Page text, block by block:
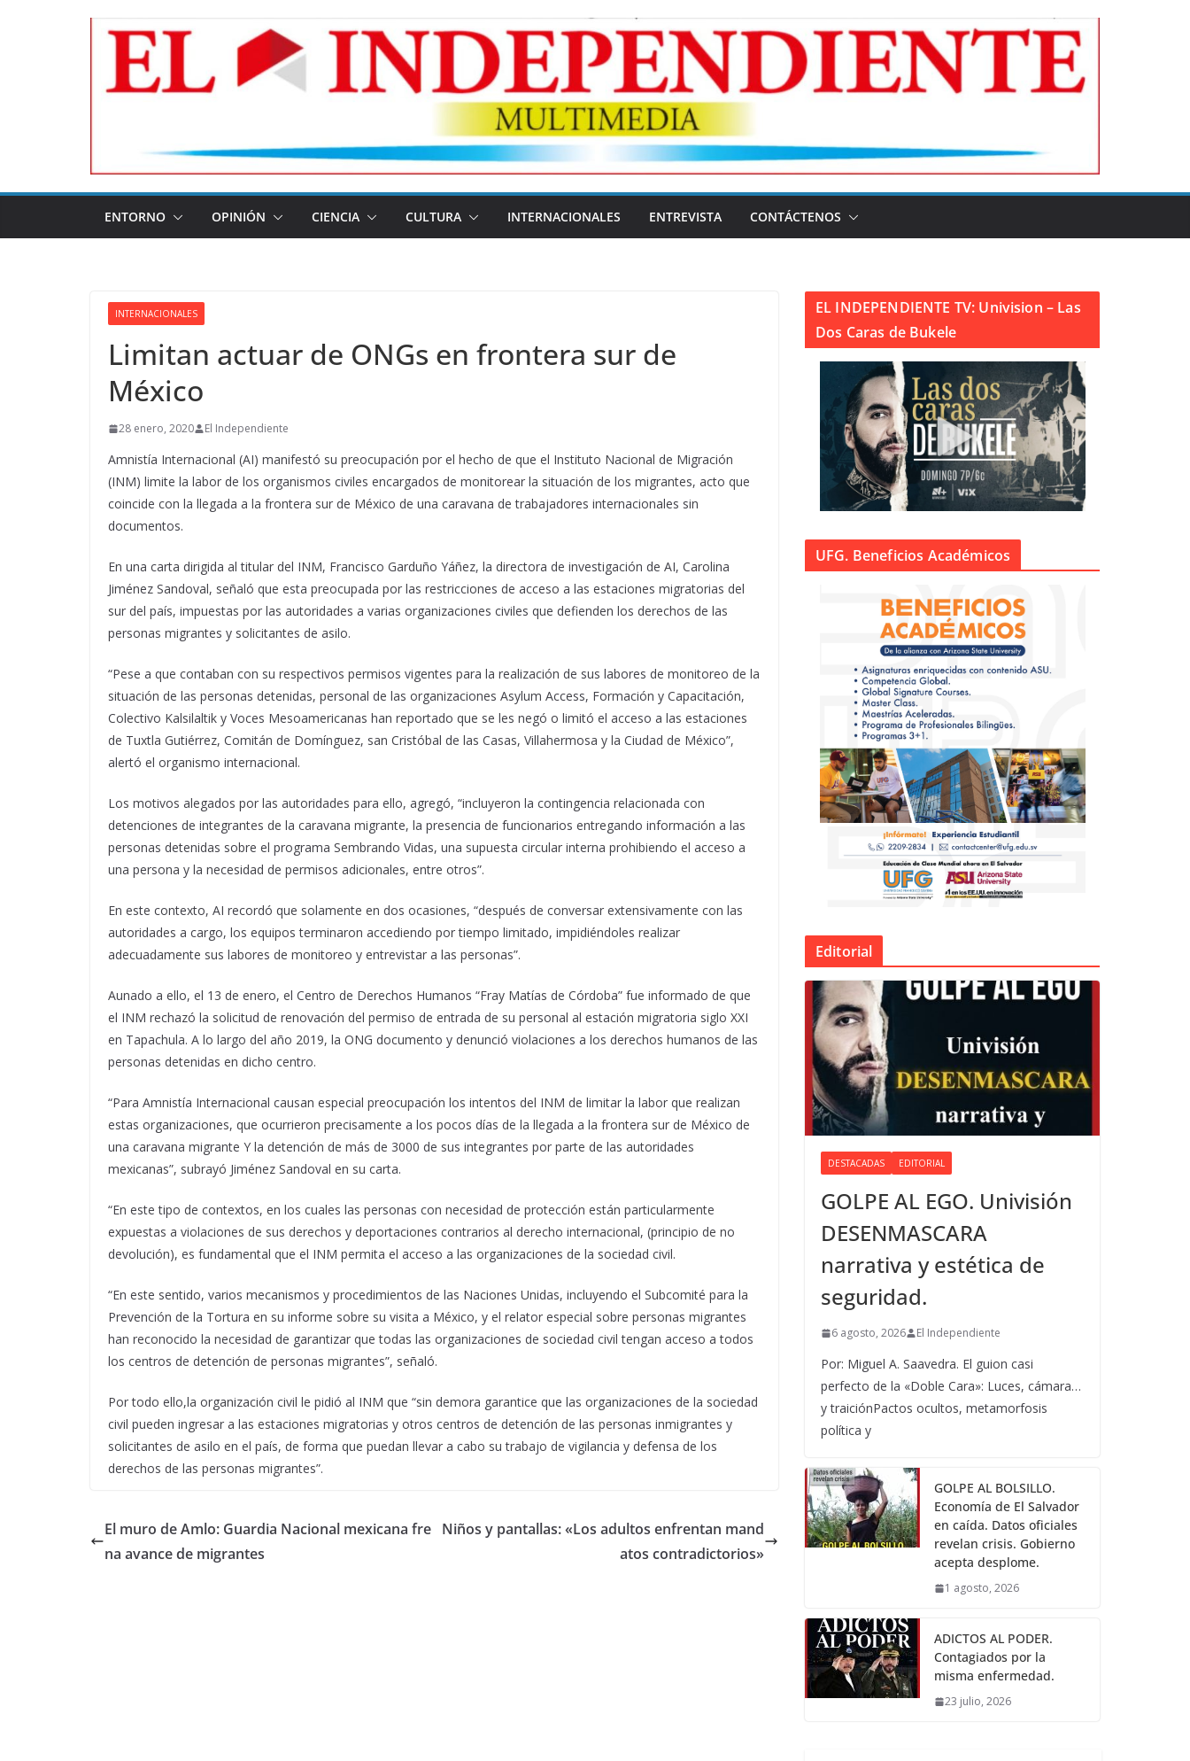
ENTORNO OPINIÓN CIENCIA CULTURA INTERNACIONALES ENTREVISTA CONTÁCTENOS
INTERNACIONALES
Limitan actuar de ONGs en frontera sur de
México
28 enero, 2020 El Independiente
Amnistía Internacional (AI) manifestó su preocupación por el hecho de que el Instituto Nacional de Migración
(INM) limite la labor de los organismos civiles encargados de monitorear la situación de los migrantes, acto que
coincide con la llegada a la frontera sur de México de una caravana de trabajadores internacionales sin
documentos.
En una carta dirigida al titular del INM, Francisco Garduño Yáñez, la directora de investigación de AI, Carolina
Jiménez Sandoval, señaló que esta preocupada por las restricciones de acceso a las estaciones migratorias del
sur del país, impuestas por las autoridades a varias organizaciones civiles que defienden los derechos de las
personas migrantes y solicitantes de asilo.
“Pese a que contaban con su respectivos permisos vigentes para la realización de sus labores de monitoreo de la
situación de las personas detenidas, personal de las organizaciones Asylum Access, Formación y Capacitación,
Colectivo Kalsilaltik y Voces Mesoamericanas han reportado que se les negó o limitó el acceso a las estaciones
de Tuxtla Gutiérrez, Comitán de Domínguez, san Cristóbal de las Casas, Villahermosa y la Ciudad de México”,
alertó el organismo internacional.
Los motivos alegados por las autoridades para ello, agregó, “incluyeron la contingencia relacionada con
detenciones de integrantes de la caravana migrante, la presencia de funcionarios entregando información a las
personas detenidas sobre el programa Sembrando Vidas, una supuesta circular interna prohibiendo el acceso a
una persona y la necesidad de permisos adicionales, entre otros”.
En este contexto, AI recordó que solamente en dos ocasiones, “después de conversar extensivamente con las
autoridades a cargo, los equipos terminaron accediendo por tiempo limitado, impidiéndoles realizar
adecuadamente sus labores de monitoreo y entrevistar a las personas”.
Aunado a ello, el 13 de enero, el Centro de Derechos Humanos “Fray Matías de Córdoba” fue informado de que
el INM rechazó la solicitud de renovación del permiso de entrada de su personal al estación migratoria siglo XXI
en Tapachula. A lo largo del año 2019, la ONG documento y denunció violaciones a los derechos humanos de las
personas detenidas en dicho centro.
“Para Amnistía Internacional causan especial preocupación los intentos del INM de limitar la labor que realizan
estas organizaciones, que ocurrieron precisamente a los pocos días de la llegada a la frontera sur de México de
una caravana migrante Y la detención de más de 3000 de sus integrantes por parte de las autoridades
mexicanas”, subrayó Jiménez Sandoval en su carta.
“En este tipo de contextos, en los cuales las personas con necesidad de protección están particularmente
expuestas a violaciones de sus derechos y deportaciones contrarios al derecho internacional, (principio de no
devolución), es fundamental que el INM permita el acceso a las organizaciones de la sociedad civil.
“En este sentido, varios mecanismos y procedimientos de las Naciones Unidas, incluyendo el Subcomité para la
Prevención de la Tortura en su informe sobre su visita a México, y el relator especial sobre personas migrantes
han reconocido la necesidad de garantizar que todas las organizaciones de sociedad civil tengan acceso a todos
los centros de detención de personas migrantes”, señaló.
Por todo ello,la organización civil le pidió al INM que “sin demora garantice que las organizaciones de la sociedad
civil pueden ingresar a las estaciones migratorias y otros centros de detención de las personas inmigrantes y
solicitantes de asilo en el país, de forma que puedan llevar a cabo su trabajo de vigilancia y defensa de los
derechos de las personas migrantes”.
El muro de Amlo: Guardia Nacional mexicana fre
na avance de migrantes
Niños y pantallas: «Los adultos enfrentan mand
atos contradictorios»
EL INDEPENDIENTE TV: Univision – Las
Dos Caras de Bukele
UFG. Beneficios Académicos
Editorial
DESTACADAS EDITORIAL
GOLPE AL EGO. Univisión
DESENMASCARA
narrativa y estética de
seguridad.
6 agosto, 2026 El Independiente
Por: Miguel A. Saavedra. El guion casi
perfecto de la «Doble Cara»: Luces, cámara…
y traiciónPactos ocultos, metamorfosis
política y
GOLPE AL BOLSILLO.
Economía de El Salvador
en caída. Datos oficiales
revelan crisis. Gobierno
acepta desplome.
1 agosto, 2026
ADICTOS AL PODER.
Contagiados por la
misma enfermedad.
23 julio, 2026